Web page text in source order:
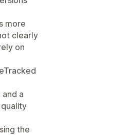
more
clearly
on
a
the